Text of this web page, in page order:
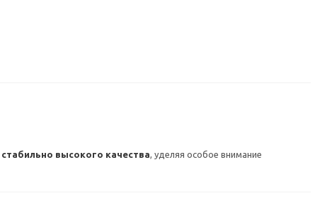
стабильно высокого качества, уделяя особое внимание